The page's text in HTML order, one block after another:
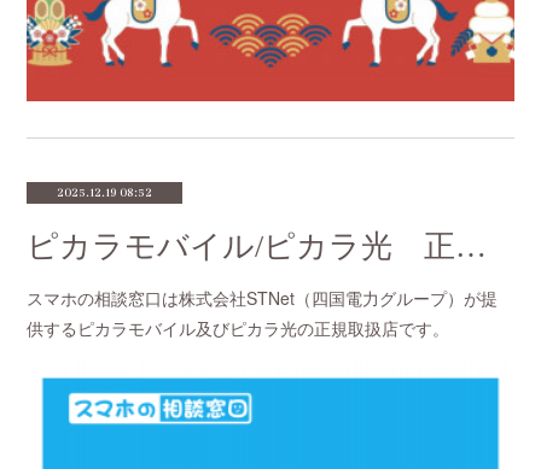
2025.12.19 08:52
ピカラモバイル/ピカラ光 正規取扱店
スマホの相談窓口は株式会社STNet（四国電力グループ）が提
供するピカラモバイル及びピカラ光の正規取扱店です。